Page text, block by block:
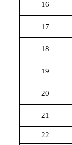
16
17
18
19
20
21
22